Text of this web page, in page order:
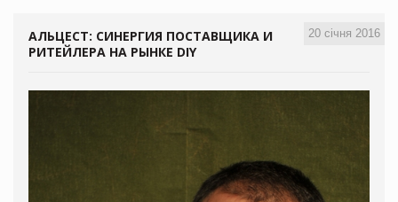
20 січня 2016
АЛЬЦЕСТ: СИНЕРГИЯ ПОСТАВЩИКА И
РИТЕЙЛЕРА НА РЫНКЕ DIY